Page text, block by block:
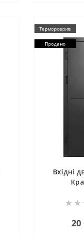
Терморозрив
Продано
Вхідні
20